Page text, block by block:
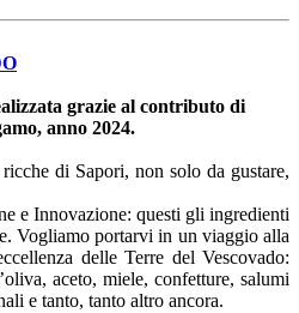
grazie al contributo di
anno 2024.
di Sapori, non solo da gustare,
e Innovazione: questi gli ingredienti
Vogliamo portarvi in un viaggio alla
delle Terre del Vescovado:
aceto, miele, confetture, salumi
e tanto, tanto altro ancora.